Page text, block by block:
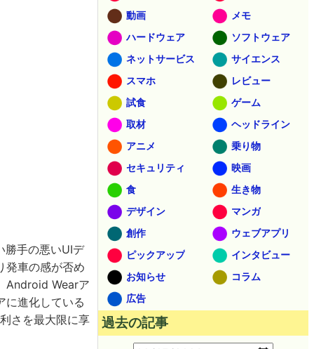
勝手の悪いUIデ
発車の感が否め
Android Wearア
に進化している
さを最大限に享
動画
メモ
ハードウェア
ソフトウェア
ネットサービス
サイエンス
スマホ
レビュー
試食
ゲーム
取材
ヘッドライン
アニメ
乗り物
セキュリティ
映画
食
生き物
デザイン
マンガ
創作
ウェブアプリ
ピックアップ
インタビュー
お知らせ
コラム
広告
過去の記事